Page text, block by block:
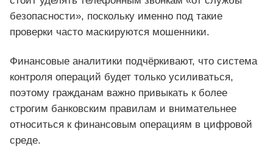
безопасности», поскольку именно под такие
проверки часто маскируются мошенники.
Финансовые аналитики подчёркивают, что система
контроля операций будет только усиливаться,
поэтому гражданам важно привыкать к более
строгим банковским правилам и внимательнее
относиться к финансовым операциям в цифровой
среде.